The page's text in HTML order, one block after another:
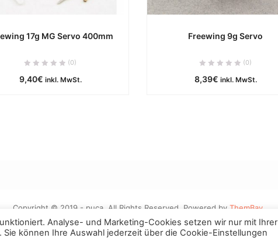
17g MG Servo 400mm
(0)
9,40€ inkl. MwSt.
ca. 0 Werktage
IN DEN WARENKORB
Freewing 9g Servo
(0)
8,39€ inkl. MwSt.
ca. 0 Werktage
IN DEN WARENKORB
Copyright © 2019 - puca. All Rights Reserved. Powered by ThemBay
Analyse- und Marketing-Cookies setzen wir nur mit Ihrer
. Sie können Ihre Auswahl jederzeit über die Cookie-Einstellungen